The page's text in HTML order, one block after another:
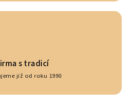
s tradicí
již od roku 1990